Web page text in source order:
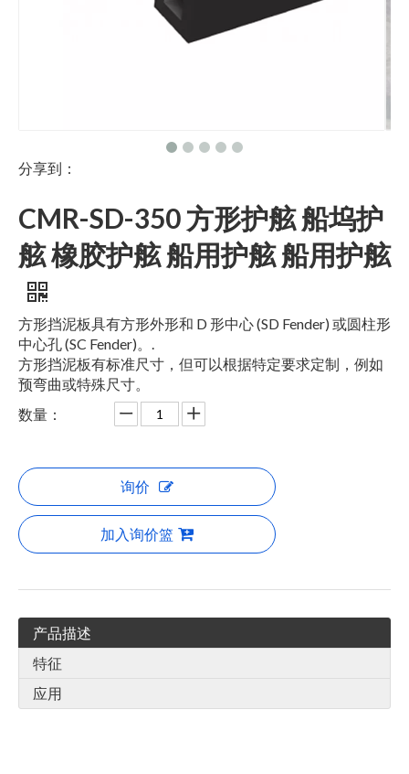
分享到：
CMR-SD-350 方形护舷 船坞护
舷 橡胶护舷 船用护舷 船用护舷
方形挡泥板具有方形外形和 D 形中心 (SD Fender) 或圆柱形
中心孔 (SC Fender)。.
方形挡泥板有标准尺寸，但可以根据特定要求定制，例如
预弯曲或特殊尺寸。
数量：
询价
加入询价篮
产品描述
特征
应用